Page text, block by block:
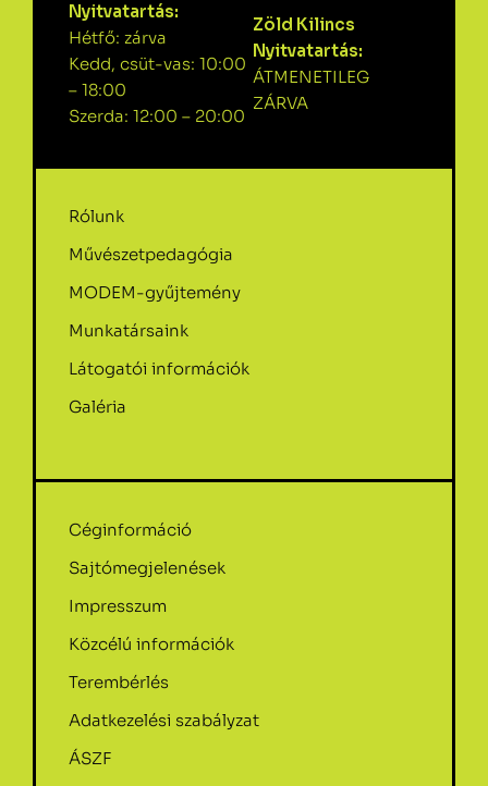
Nyitvatartás:
Hétfő: zárva
Kedd, csüt-vas: 10:00
– 18:00
Szerda: 12:00 – 20:00
Zöld Kilincs
Nyitvatartás:
ÁTMENETILEG
ZÁRVA
Rólunk
Művészetpedagógia
MODEM-gyűjtemény
Munkatársaink
Látogatói információk
Galéria
Céginformáció
Sajtómegjelenések
Impresszum
Közcélú információk
Terembérlés
Adatkezelési szabályzat
ÁSZF